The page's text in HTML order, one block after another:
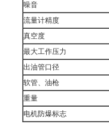
噪音
流量计精度
真空度
最大工作压力
出油管口径
软管、油枪
重量
电机防爆标志